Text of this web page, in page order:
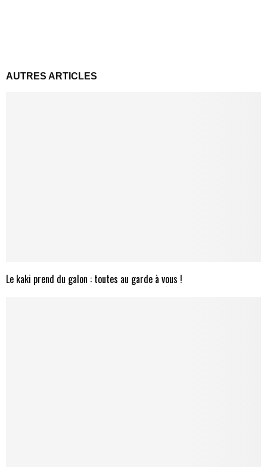
AUTRES ARTICLES
Le kaki prend du galon : toutes au garde à vous !